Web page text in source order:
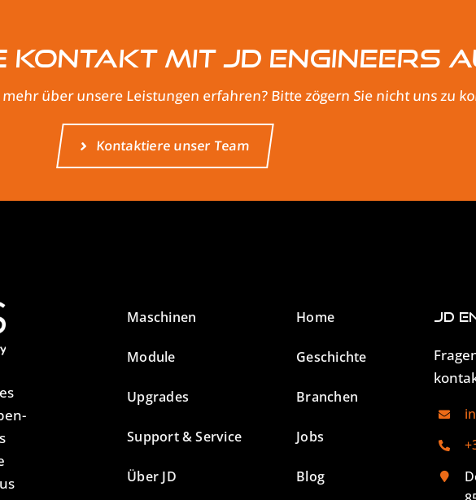
Kontakt mit JD Engineers
über unsere Leistungen erfahren? Bitte zögern Sie nicht uns zu
Kontaktiere unser Team
Maschinen
Module
Upgrades
Support & Service
Über JD
Home
Geschichte
Branchen
Jobs
Blog
JD